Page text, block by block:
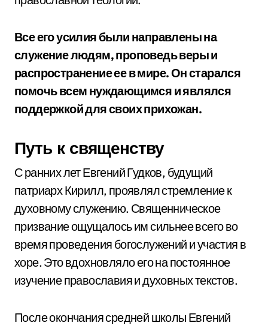
Все его усилия были направлены на
служение людям, проповедь веры и
распространение ее в мире. Он старался
помочь всем нуждающимся и являлся
поддержкой для своих прихожан.
Путь к священству
С ранних лет Евгений Гудков, будущий
патриарх Кирилл, проявлял стремление к
духовному служению. Священническое
призвание ощущалось им сильнее всего во
время проведения богослужений и участия в
хоре. Это вдохновляло его на постоянное
изучение православия и духовных текстов.
После окончания средней школы Евгений